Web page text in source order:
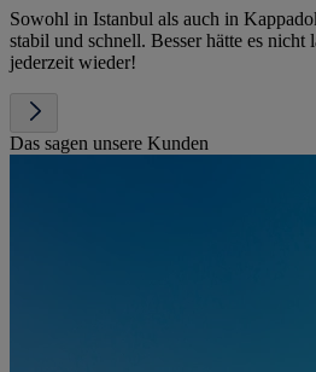
Sowohl in Istanbul als auch in
stabil und schnell. Besser hätte es nicht
jederzeit wieder!
Das sagen unsere Kunden